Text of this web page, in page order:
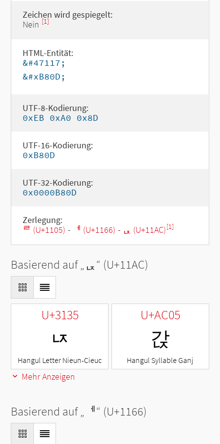
Zeichen wird gespiegelt:
Nein [1]
HTML-Entität:
&#47117;
&#xB80D;
UTF-8-Kodierung:
0xEB 0xA0 0x8D
UTF-16-Kodierung:
0xB80D
UTF-32-Kodierung:
0x0000B80D
Zerlegung:
ᄅ (U+1105) - ᅦ (U+1166) - ᆬ (U+11AC)[1]
Basierend auf „ᆬ“ (U+11AC)
U+3135
ㄵ
Hangul Letter Nieun-Cieuc
U+AC05
갅
Hangul Syllable Ganj
Mehr Anzeigen
Basierend auf „ ᅦ“ (U+1166)